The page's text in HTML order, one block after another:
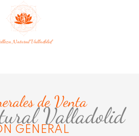
de Venta
Valladolid
GENERAL